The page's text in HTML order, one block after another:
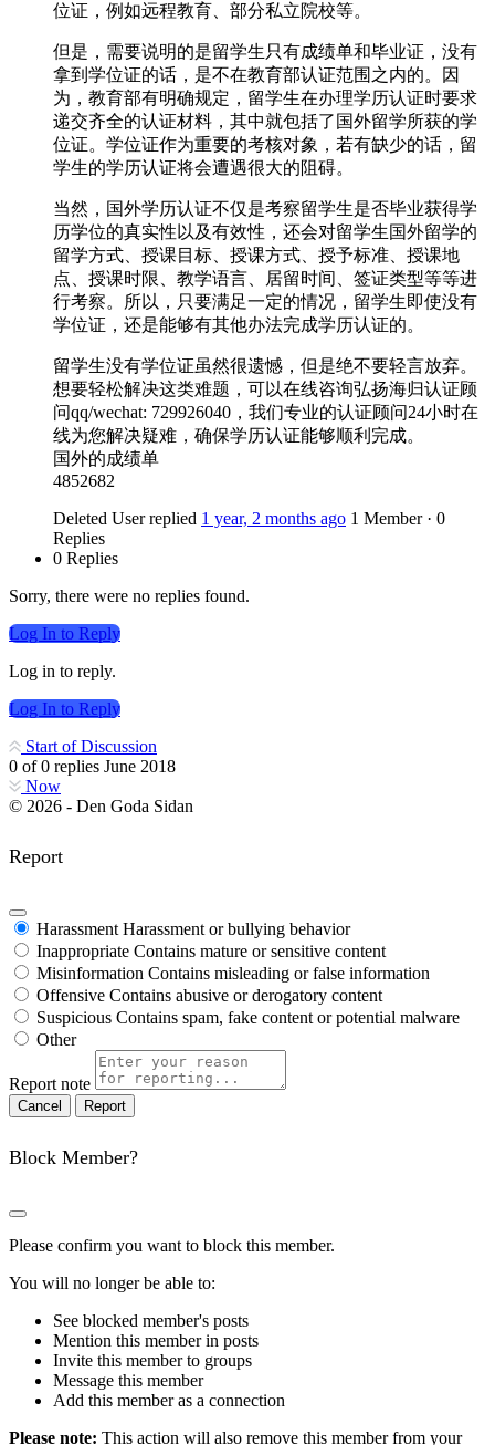
位证，例如远程教育、部分私立院校等。
但是，需要说明的是留学生只有成绩单和毕业证，没有
拿到学位证的话，是不在教育部认证范围之内的。因
为，教育部有明确规定，留学生在办理学历认证时要求
递交齐全的认证材料，其中就包括了国外留学所获的学
位证。学位证作为重要的考核对象，若有缺少的话，留
学生的学历认证将会遭遇很大的阻碍。
当然，国外学历认证不仅是考察留学生是否毕业获得学
历学位的真实性以及有效性，还会对留学生国外留学的
留学方式、授课目标、授课方式、授予标准、授课地
点、授课时限、教学语言、居留时间、签证类型等等进
行考察。所以，只要满足一定的情况，留学生即使没有
学位证，还是能够有其他办法完成学历认证的。
留学生没有学位证虽然很遗憾，但是绝不要轻言放弃。
想要轻松解决这类难题，可以在线咨询弘扬海归认证顾
问qq/wechat: 729926040，我们专业的认证顾问24小时在
线为您解决疑难，确保学历认证能够顺利完成。
国外的成绩单
4852682
Deleted User replied 1 year, 2 months ago 1 Member · 0
Replies
0 Replies
Sorry, there were no replies found.
Log In to Reply
Log in to reply.
Log In to Reply
Start of Discussion
0 of0 replies June 2018
Now
© 2026 - Den Goda Sidan
Report
Harassment Harassment or bullying behavior
Inappropriate Contains mature or sensitive content
Misinformation Contains misleading or false information
Offensive Contains abusive or derogatory content
Suspicious Contains spam, fake content or potential malware
Other
Report note
Report
Block Member?
Please confirm you want to block this member.
You will no longer be able to:
See blocked member's posts
Mention this member in posts
Invite this member to groups
Message this member
Add this member as a connection
Please note: This action will also remove this member from your